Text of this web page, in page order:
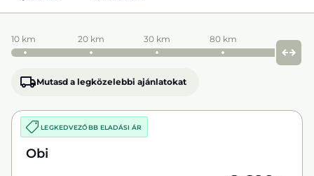
10 km 20 km 30 km 80 km
Mutasd a legközelebbi ajánlatokat
LEGKEDVEZŐBB ELADÁSI ÁR
Obi